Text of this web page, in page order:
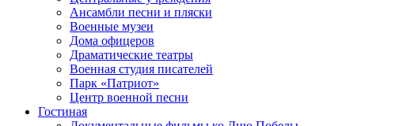
Ансамбли песни и пляски
Военные музеи
Дома офицеров
Драматические театры
Военная студия писателей
Парк «Патриот»
Центр военной песни
Гостиная